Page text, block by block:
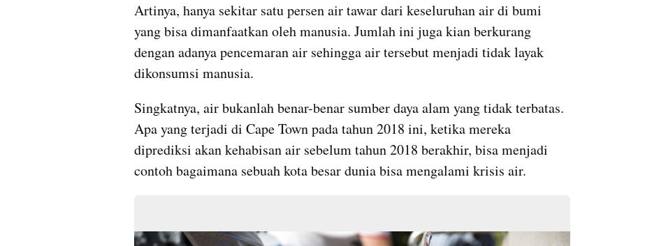
Artinya, hanya sekitar satu persen air tawar dari keseluruhan air di bumi
yang bisa dimanfaatkan oleh manusia. Jumlah ini juga kian berkurang
dengan adanya pencemaran air sehingga air tersebut menjadi tidak layak
dikonsumsi manusia.
Singkatnya, air bukanlah benar-benar sumber daya alam yang tidak terbatas.
Apa yang terjadi di Cape Town pada tahun 2018 ini, ketika mereka
diprediksi akan kehabisan air sebelum tahun 2018 berakhir, bisa menjadi
contoh bagaimana sebuah kota besar dunia bisa mengalami krisis air.